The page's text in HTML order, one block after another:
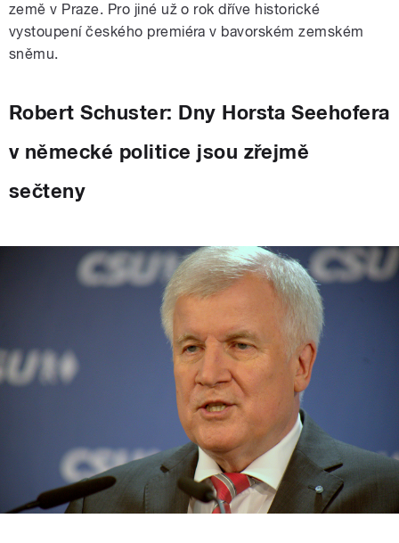
země v Praze. Pro jiné už o rok dříve historické
vystoupení českého premiéra v bavorském zemském
sněmu.
Robert Schuster: Dny Horsta Seehofera
v německé politice jsou zřejmě
sečteny